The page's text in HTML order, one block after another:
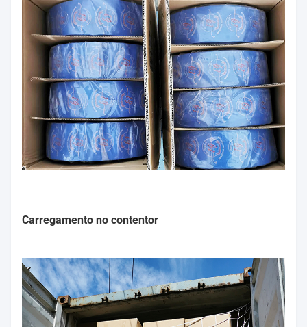
Carregamento no contentor